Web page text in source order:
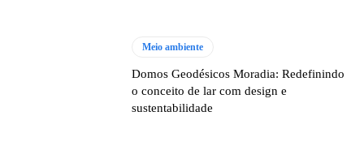
Meio ambiente
Domos Geodésicos Moradia: Redefinindo
o conceito de lar com design e
sustentabilidade